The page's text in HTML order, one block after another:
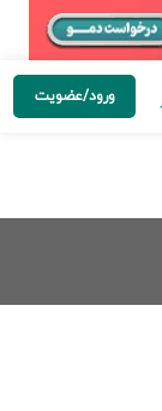
ورود/عضویت